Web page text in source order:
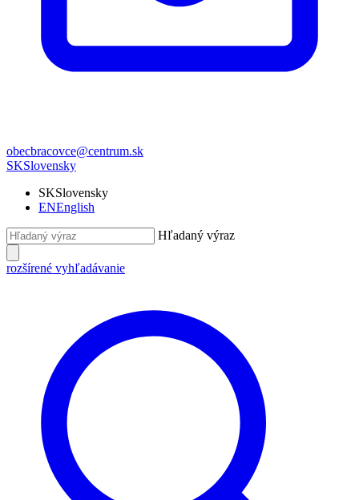
obecbracovce@centrum.sk
SKSlovensky
SKSlovensky
ENEnglish
Hľadaný výraz
rozšírené vyhľadávanie